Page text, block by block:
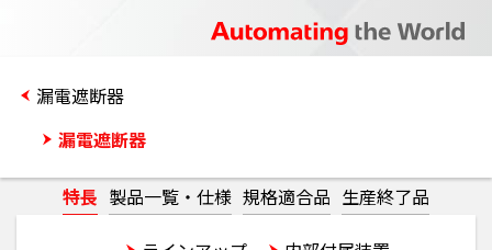
漏電遮断器
漏電遮断器
特長 製品一覧・仕様 規格適合品 生産終了品